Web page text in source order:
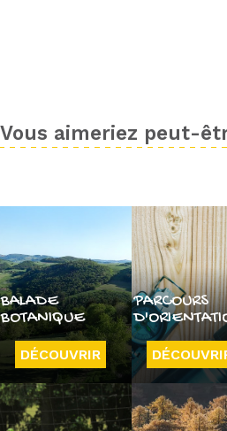
Vous aimeriez peut-
BALADE
BOTANIQUE
DÉCOUVRIR
PARCOURS